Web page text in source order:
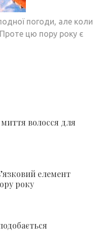
погоди, але коли
цю пору року є
волосся для
елемент
року